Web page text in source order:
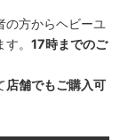
の方からヘビーユ
。 17時までのご
店舗でもご購入可